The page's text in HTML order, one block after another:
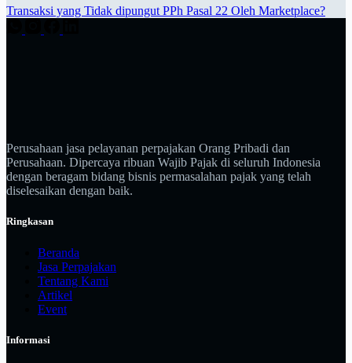
Transaksi yang Tidak dipungut PPh Pasal 22 Oleh Marketplace?
Perusahaan jasa pelayanan perpajakan Orang Pribadi dan
Perusahaan. Dipercaya ribuan Wajib Pajak di seluruh Indonesia
dengan beragam bidang bisnis permasalahan pajak yang telah
diselesaikan dengan baik.
Ringkasan
Beranda
Jasa Perpajakan
Tentang Kami
Artikel
Event
Informasi